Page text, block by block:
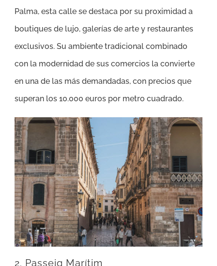
Palma, esta calle se destaca por su proximidad a
boutiques de lujo, galerías de arte y restaurantes
exclusivos. Su ambiente tradicional combinado
con la modernidad de sus comercios la convierte
en una de las más demandadas, con precios que
superan los 10.000 euros por metro cuadrado.
2. Passeig Marítim